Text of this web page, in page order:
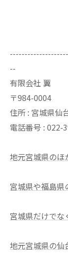
--
有限会社 翼
〒984-0004
住所 : 宮城県仙
電話番号 : 022-
地元宮城県のほ
宮城県や福島
宮城県だけで
地元宮城県の仙